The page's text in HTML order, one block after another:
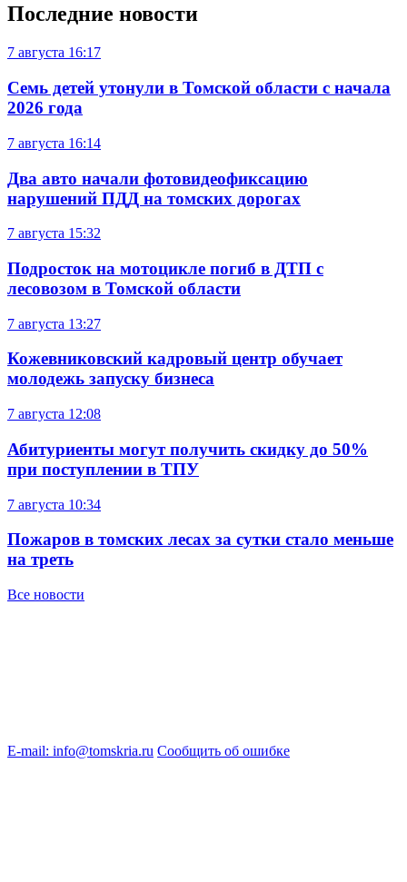
Последние новости
7 августа 16:17
Семь детей утонули в Томской области с начала
2026 года
7 августа 16:14
Два авто начали фотовидеофиксацию
нарушений ПДД на томских дорогах
7 августа 15:32
Подросток на мотоцикле погиб в ДТП с
лесовозом в Томской области
7 августа 13:27
Кожевниковский кадровый центр обучает
молодежь запуску бизнеса
7 августа 12:08
Абитуриенты могут получить скидку до 50%
при поступлении в ТПУ
7 августа 10:34
Пожаров в томских лесах за сутки стало меньше
на треть
Все новости
E-mail: info@tomskria.ru Сообщить об ошибке